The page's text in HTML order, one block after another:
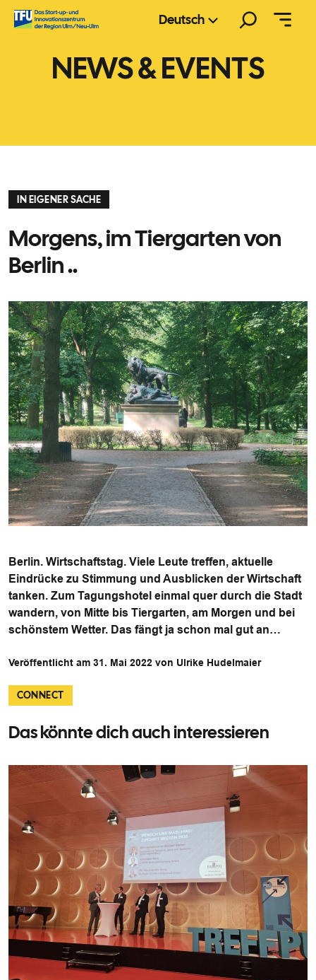
Zum
Inhalt
Deutsch
NEWS & EVENTS
IN EIGENER SACHE
Morgens, im Tiergarten von
Berlin ..
Berlin. Wirtschaftstag. Viele Leute treffen, aktuelle
Eindrücke zu Stimmung und Ausblicken der Wirtschaft
tanken. Zum Tagungshotel einmal quer durch die Stadt
wandern, von Mitte bis Tiergarten, am Morgen und bei
schönstem Wetter. Das fängt ja schon mal gut an…
Veröffentlicht am 31. Mai 2022 von Ulrike Hudelmaier
CONNECT
Das könnte dich auch interessieren